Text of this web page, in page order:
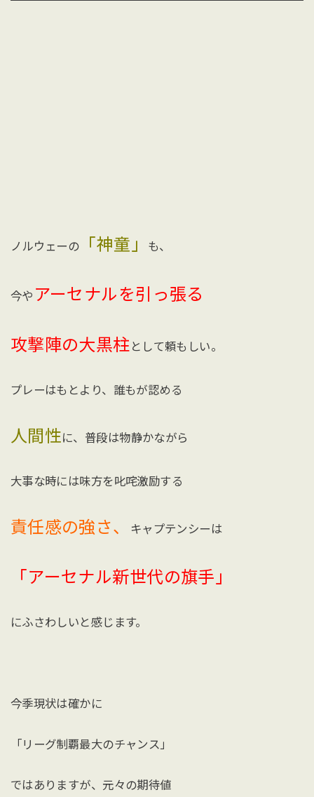
ノルウェーの 「神童」 も、
今や アーセナルを引っ張る
攻撃陣の大黒柱 として頼もしい。
プレーはもとより、誰もが認める
人間性に、普段は物静かながら
大事な時には味方を叱咤激励する
責任感の強さ、 キャプテンシーは
「アーセナル新世代の旗手」
にふさわしいと感じます。
今季現状は確かに
「リーグ制覇最大のチャンス」
ではありますが、元々の期待値